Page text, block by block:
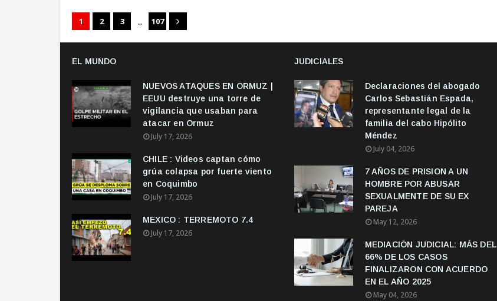
1 2 3 ... 107
EL MUNDO
NUEVOS ATAQUES EN ORMUZ |
EEUU destruye una torre de
vigilancia que usaban para
atacar en Ormuz
July 17, 2026
CHILE : Videos captan cómo
grúa colapsa por fuerte viento
en Coquimbo
July 17, 2026
MEXICO : TERREMOTO 7.4
July 17, 2026
JUDICIALES
Declaraciones del abogado
Carlos Sebastián Espada,
representante legal de la
familia del cabo Hipólito
Méndez
July 04, 2026
7 AÑOS DE PRISION A UN
HOMBRE POR ABUSAR
SEXUALMENTE DE SU EX
PAREJA
May 12, 2026
MEDIACIÓN JUDICIAL: MÁS DEL
66% DE LOS CASOS
FINALIZARON CON ACUERDO
EN EL AÑO 2025
May 04, 2026